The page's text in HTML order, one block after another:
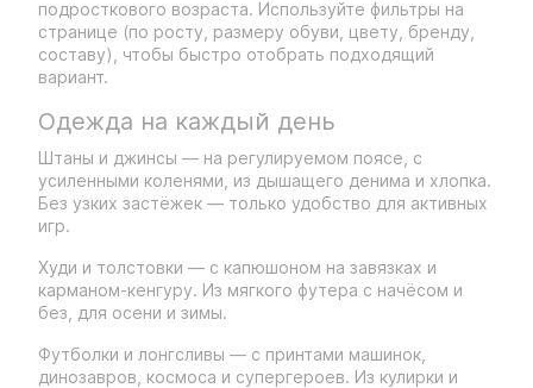
подросткового возраста. Используйте фильтры на
странице (по росту, размеру обуви, цвету, бренду,
составу), чтобы быстро отобрать подходящий
вариант.
Одежда на каждый день
Штаны и джинсы — на регулируемом поясе, с
усиленными коленями, из дышащего денима и хлопка.
Без узких застёжек — только удобство для активных
игр.
Худи и толстовки — с капюшоном на завязках и
карманом-кенгуру. Из мягкого футера с начёсом и
без, для осени и зимы.
Футболки и лонгсливы — с принтами машинок,
динозавров, космоса и супергероев. Из кулирки и